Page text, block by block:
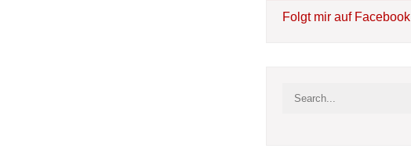
Folgt mir auf Facebook